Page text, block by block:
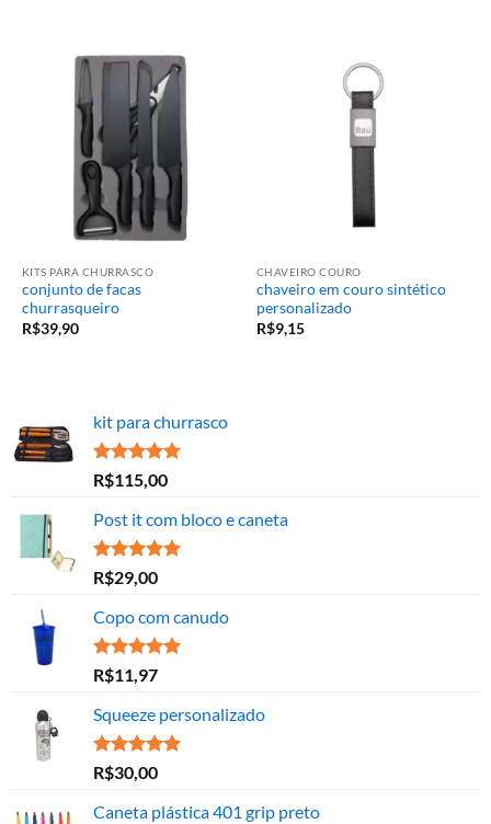
KITS PARA CHURRASCO
conjunto de facas
churrasqueiro
R$39,90
CHAVEIRO COURO
chaveiro em couro sintético
personalizado
R$9,15
kit para churrasco
Avaliação
5.00
de 5
R$115,00
Post it com bloco e caneta
Avaliação
5.00
de 5
R$29,00
Copo com canudo
Avaliação
5.00
de 5
R$11,97
Squeeze personalizado
Avaliação
5.00
de 5
R$30,00
Caneta plástica 401 grip preto